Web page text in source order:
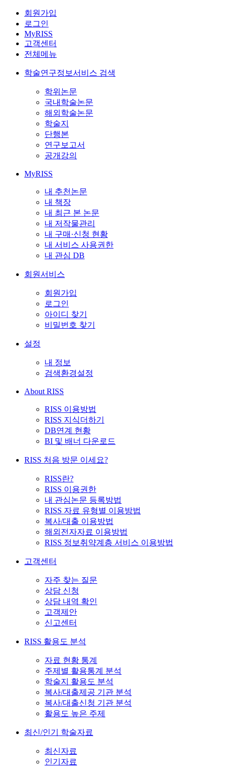
회원가입
로그인
MyRISS
고객센터
전체메뉴
학술연구정보서비스 검색
학위논문
국내학술논문
해외학술논문
학술지
단행본
연구보고서
공개강의
MyRISS
내 추천논문
내 책장
내 최근 본 논문
내 저작물관리
내 구매·신청 현황
내 서비스 사용권한
내 관심 DB
회원서비스
회원가입
로그인
아이디 찾기
비밀번호 찾기
설정
내 정보
검색환경설정
About RISS
RISS 이용방법
RISS 지식더하기
DB연계 현황
BI 및 배너 다운로드
RISS 처음 방문 이세요?
RISS란?
RISS 이용권한
내 관심논문 등록방법
RISS 자료 유형별 이용방법
복사/대출 이용방법
해외전자자료 이용방법
RISS 정보취약계층 서비스 이용방법
고객센터
자주 찾는 질문
상담 신청
상담 내역 확인
고객제안
신고센터
RISS 활용도 분석
자료 현황 통계
주제별 활용통계 분석
학술지 활용도 분석
복사/대출제공 기관 분석
복사/대출신청 기관 분석
활용도 높은 주제
최신/인기 학술자료
최신자료
인기자료